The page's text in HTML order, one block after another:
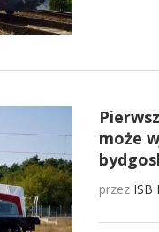
może
przez ISB